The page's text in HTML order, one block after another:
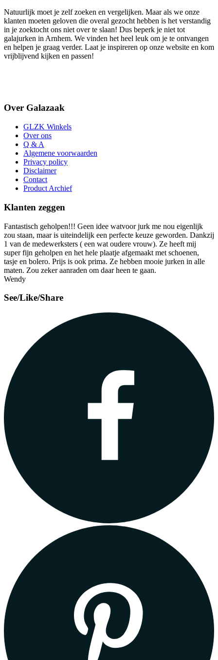
Natuurlijk moet je zelf zoeken en vergelijken. Maar als we onze
klanten moeten geloven die overal gezocht hebben is het verstandig
in je zoektocht ons niet over te slaan! Dus beperk je niet tot
galajurken in Arnhem. We vinden het heel leuk om je te ontvangen
en helpen je graag verder. Laat je inspireren op onze website en kom
vrijblijvend kijken en passen!
Over Galazaak
GLZK Winkels
Over ons
Q & A
Algemene voorwaarden
Privacy policy
Disclaimer
Contact
Product Archief
Klanten zeggen
Fantastisch geholpen!!! Geen idee watvoor jurk me nou eigenlijk
zou staan, maar is uiteindelijk een perfecte keuze geworden. Dankzij
1 van de medewerksters ( een wat oudere vrouw). Ze heeft mij
super fijn geholpen en het hele plaatje afgemaakt met schoenen,
tasje en bolero. Prijs is ook prima. Ze hebben mooie jurken in alle
maten. Zou zeker aanraden om daar heen te gaan.
Wendy
See/Like/Share